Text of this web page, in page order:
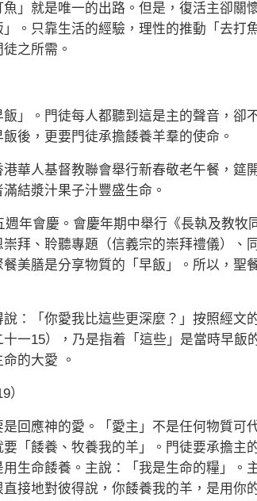
」就是唯一的出路。但是，復活主卻關
。只靠生活的經驗，理性的推動「去打
之所需。
。門徒每人都聽到這是主的聲音，卻
後，更要門徒承擔餧養羊羣的使命。
人基督教聯會舉行新春敬老午餐，筵開
結漿汁果子汁豐盛生命。
會慶。會慶年期中舉行《長執及教牧
拜、聆聽專題（信義宗的崇拜禮儀）、
美膳是分享物質的「早飯」。所以，聖
「你愛我比這些更深麼？」按照經文
一15），乃是指着「這些」是當時早飯
的大愛 。
應神的愛。「愛主」不是任何物質可
「餧養、牧養我的羊」。門徒要承擔主
生命餧養。主說：「我是生命的糧」。
接地對彼得說，你餧養我的羊，是用你